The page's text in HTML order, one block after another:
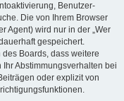
Benutzer-
Die von Ihrem Browser
Agent) wird nur in der „Wer
gespeichert.
Boards, dass weitere
Abstimmungsverhalten bei
oder explizit von